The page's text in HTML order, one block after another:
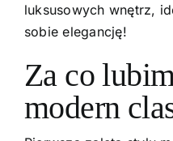
luksusowych wnętrz,
sobie elegancję!
Za co
modern